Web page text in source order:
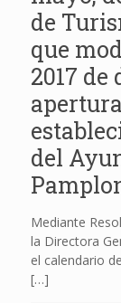
de
que
2017
del
Mediante
la Directora
el calendario
[…]